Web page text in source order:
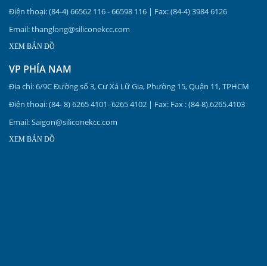
Điện thoại: (84-4) 66562 116 - 66598 116 | Fax: (84-4) 3984 6126
Email: thanglong@siliconekcc.com
XEM BẢN ĐỒ
VP PHÍA NAM
Địa chỉ: 6/9C Đường số 3, Cư Xá Lữ Gia, Phường 15, Quận 11, TPHCM
Điện thoại: (84- 8) 6265 4101- 6265 4102 | Fax: Fax : (84-8).6265.4103
Email: Saigon@siliconekcc.com
XEM BẢN ĐỒ